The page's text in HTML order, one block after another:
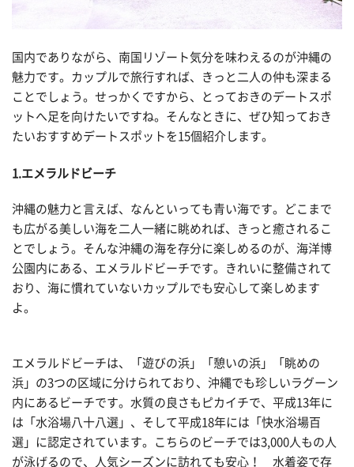
国内でありながら、南国リゾート気分を味わえるのが沖縄の
魅力です。カップルで旅行すれば、きっと二人の仲も深まる
ことでしょう。せっかくですから、とっておきのデートスポ
ットへ足を向けたいですね。そんなときに、ぜひ知っておき
たいおすすめデートスポットを15個紹介します。
1.エメラルドビーチ
沖縄の魅力と言えば、なんといっても青い海です。どこまで
も広がる美しい海を二人一緒に眺めれば、きっと癒されるこ
とでしょう。そんな沖縄の海を存分に楽しめるのが、海洋博
公園内にある、エメラルドビーチです。きれいに整備されて
おり、海に慣れていないカップルでも安心して楽しめます
よ。
エメラルドビーチは、「遊びの浜」「憩いの浜」「眺めの
浜」の3つの区域に分けられており、沖縄でも珍しいラグーン
内にあるビーチです。水質の良さもピカイチで、平成13年に
は「水浴場八十八選」、そして平成18年には「快水浴場百
選」に認定されています。こちらのビーチでは3,000人もの人
が泳げるので、人気シーズンに訪れても安心！ 水着姿で存